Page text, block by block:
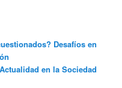
Desafíos en
en la Sociedad